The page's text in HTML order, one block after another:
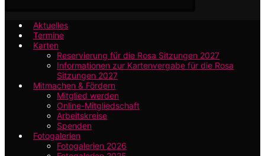
Aktuelles
Termine
Karten
Reservierung für die Rosa Sitzungen 2027
Informationen zur Kartenvergabe für die Rosa
Sitzungen 2027
Mitmachen & Fördern
Mitglied werden
Online-Mitgliedschaft
Arbeitskreise
Spenden
Fotogalerien
Fotogalerien 2026